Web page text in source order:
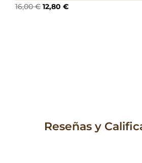
16,00€El
12,80€El
Reseñas y